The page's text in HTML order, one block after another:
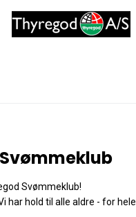
Svømmeklub!
har hold til alle aldre - for hele